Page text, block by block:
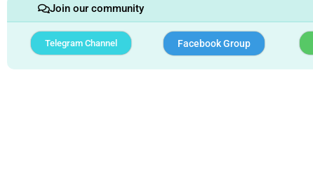
Join our community
Telegram Channel Facebook Group